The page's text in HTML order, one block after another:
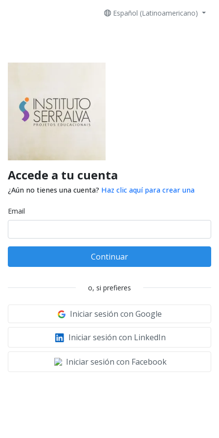
Español (Latinoamericano)
Accede a tu cuenta
¿Aún no tienes una cuenta? Haz clic aquí para crear una
Email
Continuar
o, si prefieres
Iniciar sesión con Google
Iniciar sesión con LinkedIn
Iniciar sesión con Facebook